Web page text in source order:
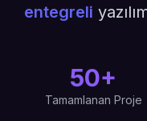
entegreli
50+
Tamamlanan Proje